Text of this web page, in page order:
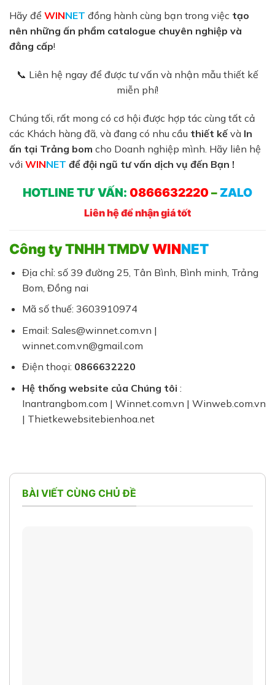
Hãy để WINNET đồng hành cùng bạn trong việc tạo
nên những ấn phẩm catalogue chuyên nghiệp và
đẳng cấp!
📞 Liên hệ ngay để được tư vấn và nhận mẫu thiết kế
miễn phí!
Chúng tối, rất mong có cơ hội được hợp tác cùng tất cả
các Khách hàng đã, và đang có nhu cầu thiết kế và In
ấn tại Trảng bom cho Doanh nghiệp mình. Hãy liên hệ
với WINNET để đội ngũ tư vấn dịch vụ đến Bạn !
HOTLINE TƯ VẤN: 0866632220– ZALO
Liên hệ để nhận giá tốt
Công ty TNHH TMDVWINNET
Địa chỉ: số 39 đường 25, Tân Bình, Bình minh, Trảng
Bom, Đồng nai
Mã số thuế: 3603910974
Email: Sales@winnet.com.vn |
winnet.com.vn@gmail.com
Điện thoại: 0866632220
Hệ thống website của Chúng tôi :
Inantrangbom.com | Winnet.com.vn | Winweb.com.vn
| Thietkewebsitebienhoa.net
BÀI VIẾT CÙNG CHỦ ĐỀ